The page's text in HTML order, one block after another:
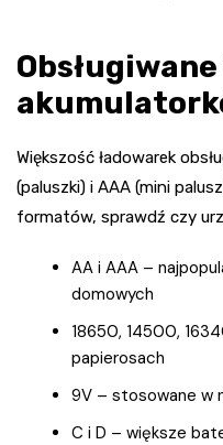
Większość ładowarek
(paluszki) i AAA (mini
formatów, sprawdź czy
AA i AAA –
domowych
18650, 14500,
papierosach
9V – stosowane w
C i D – większe